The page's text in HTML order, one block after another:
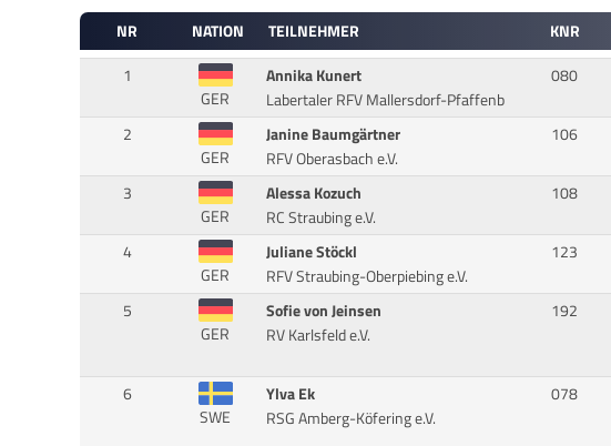
NR NATION TEILNEHMER KNR
1
GER
Annika Kunert
Labertaler RFV Mallersdorf-Pfaffenb
080
2
GER
Janine Baumgärtner
RFV Oberasbach e.V.
106
3
GER
Alessa Kozuch
RC Straubing e.V.
108
4
GER
Juliane Stöckl
RFV Straubing-Oberpiebing e.V.
123
5
GER
Sofie von Jeinsen
RV Karlsfeld e.V.
192
6
SWE
Ylva Ek
RSG Amberg-Köfering e.V.
078